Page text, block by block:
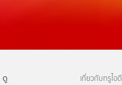
ดู เกี่ยวกับทรูไอดี